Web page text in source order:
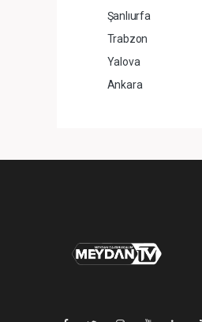
Şanlıurfa
Trabzon
Yalova
Ankara